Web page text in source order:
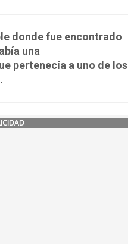
donde fue encontrado
una
pertenecía a uno de los